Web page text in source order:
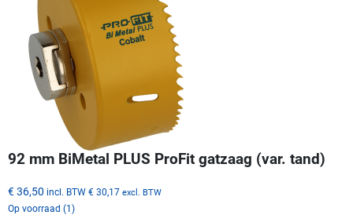
92 mm BiMetal PLUS ProFit gatzaag (var. tand)
€ 36,50 incl. BTW € 30,17 excl. BTW
Op voorraad (1)